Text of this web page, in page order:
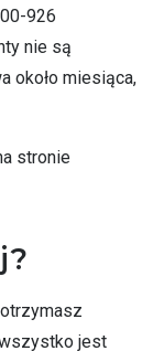
926
nie są
około miesiąca,
stronie
jest